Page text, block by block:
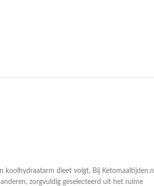
koolhydraatarm dieet volgt. Bij Ketomaaltijden.nl
zorgvuldig geselecteerd uit het ruime